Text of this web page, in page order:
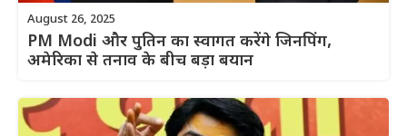
August 26, 2025
PM Modi और पुतिन का स्वागत करेंगे जिनपिंग,
अमेरिका से तनाव के बीच बड़ा बयान